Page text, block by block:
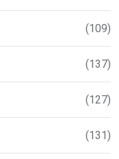
(109)
(137)
(127)
(131)